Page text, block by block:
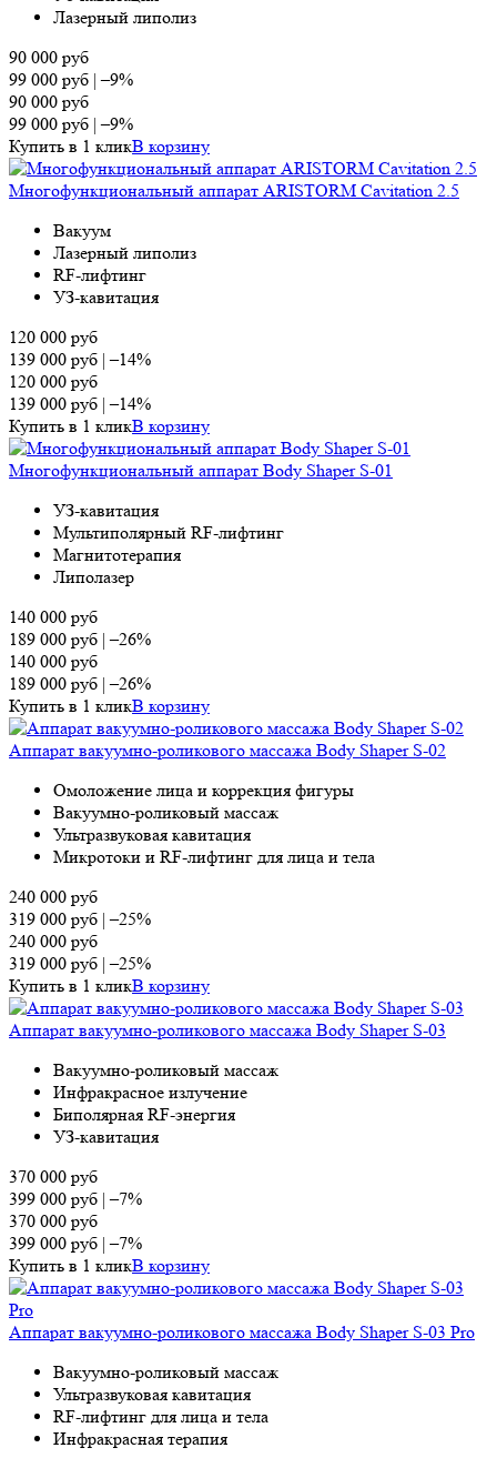
Лазерный липолиз
90 000 руб
99 000 руб |–9%
90 000 руб
99 000 руб |–9%
Купить в 1 кликВ корзину
Многофункциональный аппарат ARISTORM Cavitation 2.5
Вакуум
Лазерный липолиз
RF-лифтинг
УЗ-кавитация
120 000 руб
139 000 руб |–14%
120 000 руб
139 000 руб |–14%
Купить в 1 кликВ корзину
Многофункциональный аппарат Body Shaper S-01
УЗ-кавитация
Мультиполярный RF-лифтинг
Магнитотерапия
Липолазер
140 000 руб
189 000 руб |–26%
140 000 руб
189 000 руб |–26%
Купить в 1 кликВ корзину
Аппарат вакуумно-роликового массажа Body Shaper S-02
Омоложение лица и коррекция фигуры
Вакуумно-роликовый массаж
Ультразвуковая кавитация
Микротоки и RF-лифтинг для лица и тела
240 000 руб
319 000 руб |–25%
240 000 руб
319 000 руб |–25%
Купить в 1 кликВ корзину
Аппарат вакуумно-роликового массажа Body Shaper S-03
Вакуумно-роликовый массаж
Инфракрасное излучение
Биполярная RF-энергия
УЗ-кавитация
370 000 руб
399 000 руб |–7%
370 000 руб
399 000 руб |–7%
Купить в 1 кликВ корзину
Аппарат вакуумно-роликового массажа Body Shaper S-03 Pro
Вакуумно-роликовый массаж
Ультразвуковая кавитация
RF-лифтинг для лица и тела
Инфракрасная терапия